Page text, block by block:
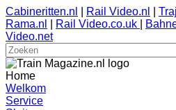
Cabineritten.nl Rail Video.nl
Rama.nl
Rail Video.co.uk
Video.net
Home
Welkom
Service